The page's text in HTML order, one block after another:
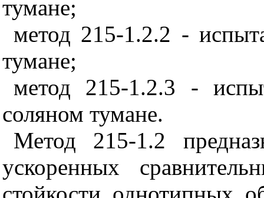
тумане;
метод 215-1.2.2 -
тумане;
метод 215-1.2.3 -
соляном тумане.
Метод 215-1.2
ускоренных